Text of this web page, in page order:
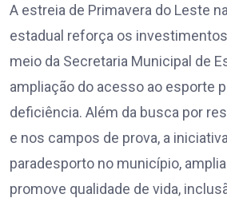
A estreia de Primavera do Leste
estadual reforça os
meio da Secretaria Municipal de
ampliação do acesso ao esporte
deficiência. Além da busca por
e nos campos de prova, a
paradesporto no município,
promove qualidade de vida,